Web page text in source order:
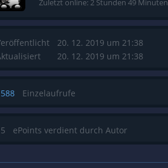
Zuletzt online: 2 Stunden 49 Minuten
20. 12. 2019 um 21:38
20. 12. 2019 um 21:38
Einzelaufrufe
ePoints verdient durch Autor